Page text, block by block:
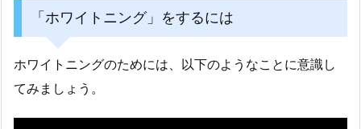
「ホワイトニング」をするには
ホワイトニングのためには、以下のようなことに意識し
てみましょう。